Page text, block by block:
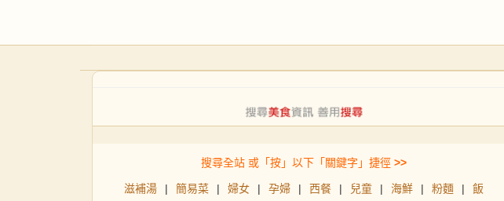
搜尋全站 或「按」以下「關鍵字」捷徑 >>
滋補湯 | 簡易菜 | 婦女 | 孕婦 | 西餐 | 兒童 | 海鮮 | 粉麵 | 飯